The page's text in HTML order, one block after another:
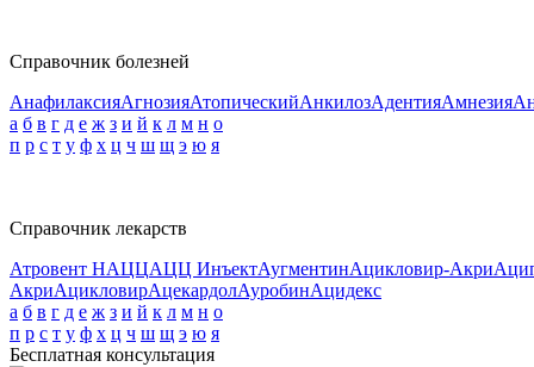
Справочник болезней
АнафилаксияАгнозияАтопическийАнкилозАдентияАмнезия
а б в г д е ж з и й к л м н о
п р с т у ф х ц ч ш щ э ю я
Справочник лекарств
Атровент НАЦЦАЦЦ ИнъектАугментинАцикловир-Акри
АкриАцикловирАцекардолАуробинАцидекс
а б в г д е ж з и й к л м н о
п р с т у ф х ц ч ш щ э ю я
Бесплатная консультация